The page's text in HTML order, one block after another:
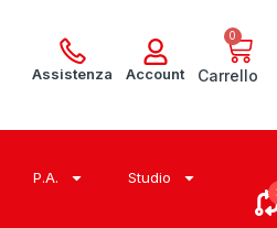
Assistenza Account
0
Carrello
P.A. Studio